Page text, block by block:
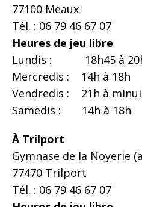
77100 Meaux
Tél. : 06 79 46 67 07
Heures de jeu libre
Lundis : 18h45 à
Mercredis : 14h à 18h
Vendredis : 21h à
Samedis : 14h à 18h
À Trilport
Gymnase de la Noyerie
77470 Trilport
Tél. : 06 79 46 67 07